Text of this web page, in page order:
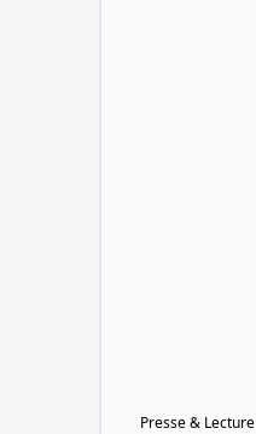
Presse & Lecture